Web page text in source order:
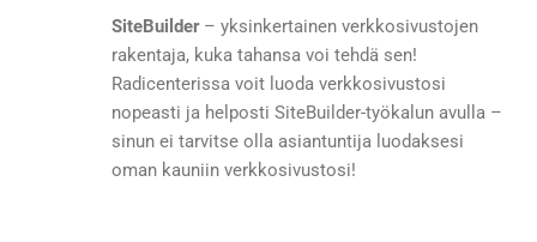
SiteBuilder– yksinkertainen verkkosivustojen
rakentaja, kuka tahansa voi tehdä sen!
Radicenterissa voit luoda verkkosivustosi
nopeasti ja helposti SiteBuilder-työkalun avulla –
sinun ei tarvitse olla asiantuntija luodaksesi
oman kauniin verkkosivustosi!